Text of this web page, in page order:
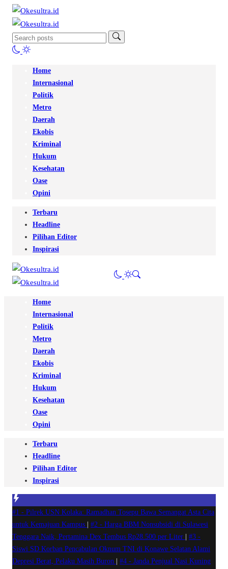
Home
Internasional
Politik
Metro
Daerah
Ekobis
Kriminal
Hukum
Kesehatan
Oase
Opini
Terbaru
Headline
Pilihan Editor
Inspirasi
Home
Internasional
Politik
Metro
Daerah
Ekobis
Kriminal
Hukum
Kesehatan
Oase
Opini
Terbaru
Headline
Pilihan Editor
Inspirasi
#1 - Pilrek USN Kolaka: Ramadhan Tosepu Bawa Semangat Asta Cita
untuk Kemajuan Kampus
#2 - Harga BBM Nonsubsidi di Sulawesi
Tenggara Naik, Pertamina Dex Tembus Rp28.500 per Liter
#3 -
Siswi SD Korban Pencabulan Oknum TNI di Konawe Selatan Alami
Depresi Berat, Pelaku Masih Buron
#4 - Janda Penjual Nasi Kuning